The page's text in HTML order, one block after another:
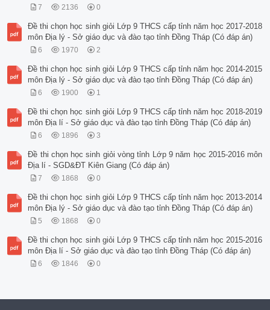
7 2136 0
Đề thi chọn học sinh giỏi Lớp 9 THCS cấp tỉnh năm học 2017-2018
môn Địa lý - Sở giáo dục và đào tạo tỉnh Đồng Tháp (Có đáp án)
6 1970 2
Đề thi chọn học sinh giỏi Lớp 9 THCS cấp tỉnh năm học 2014-2015
môn Địa lý - Sở giáo dục và đào tạo tỉnh Đồng Tháp (Có đáp án)
6 1900 1
Đề thi chọn học sinh giỏi Lớp 9 THCS cấp tỉnh năm học 2018-2019
môn Địa lí - Sở giáo dục và đào tạo tỉnh Đồng Tháp (Có đáp án)
6 1896 3
Đề thi chọn học sinh giỏi vòng tỉnh Lớp 9 năm học 2015-2016 môn
Địa lí - SGD&ĐT Kiên Giang (Có đáp án)
7 1868 0
Đề thi chọn học sinh giỏi Lớp 9 THCS cấp tỉnh năm học 2013-2014
môn Địa lý - Sở giáo dục và đào tạo tỉnh Đồng Tháp (Có đáp án)
5 1868 0
Đề thi chọn học sinh giỏi Lớp 9 THCS cấp tỉnh năm học 2015-2016
môn Địa lí - Sở giáo dục và đào tạo tỉnh Đồng Tháp (Có đáp án)
6 1846 0